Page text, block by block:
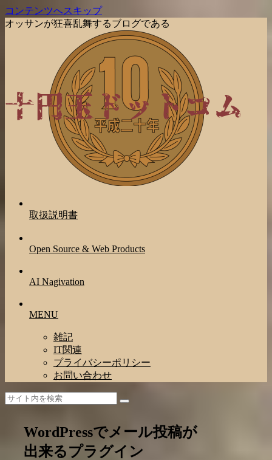
コンテンツへスキップ
オッサンが狂喜乱舞するブログである
取扱説明書
Open Source & Web Products
AI Nagivation
MENU
雑記
IT関連
プライバシーポリシー
お問い合わせ
WordPressでメール投稿が
出来るプラグイン